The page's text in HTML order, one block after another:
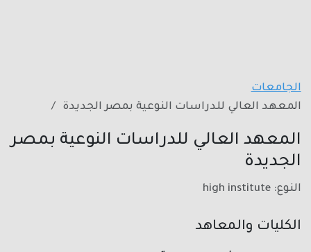
الجامعات
المعهد العالي للدراسات النوعية بمصر الجديدة
المعهد العالي للدراسات النوعية بمصر
الجديدة
النوع: high institute
الكليات والمعاهد